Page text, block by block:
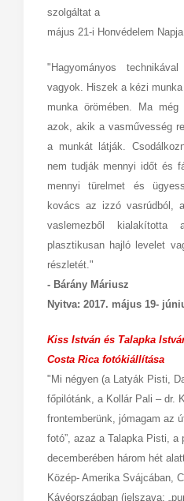
szolgáltat a
május 21-i Honvédelem
"Hagyományos
vagyok. Hiszek a kézi
munka örömében. Ma még
azok, akik a vasművesség
a munkát látják.
nem tudják mennyi időt és
mennyi türelmet és
kovács az izzó vasrúdból,
vaslemezből
plasztikusan hajló levelet
részletét."
- Bárány Máriusz
Nyitva: 2017. május 19-
Kiss István és Talapka
Costa Rica fotókiállítása
"Mi négyen (a Latyák Pisti,
főpilótánk, a Kollár Pali – dr.
frontemberünk, jómagam az
fotó”, azaz a Talapka Pisti, a
decemberében három hét
Közép- Amerika Svájcában,
Kávéországban (jelszava: